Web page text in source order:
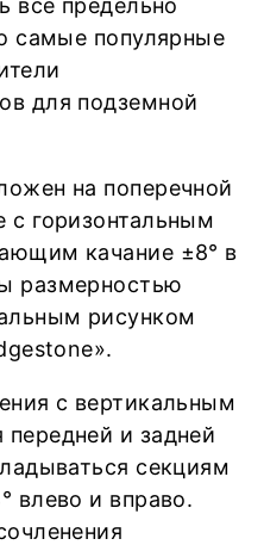
всё предельно
самые популярные
для подземной
на поперечной
с горизонтальным
качание ±8° в
размерностью
рисунком
с вертикальным
и задней
секциям
влево и вправо.